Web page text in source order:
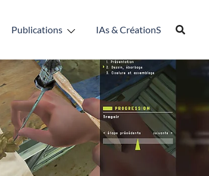
Publications IAs & CréationS